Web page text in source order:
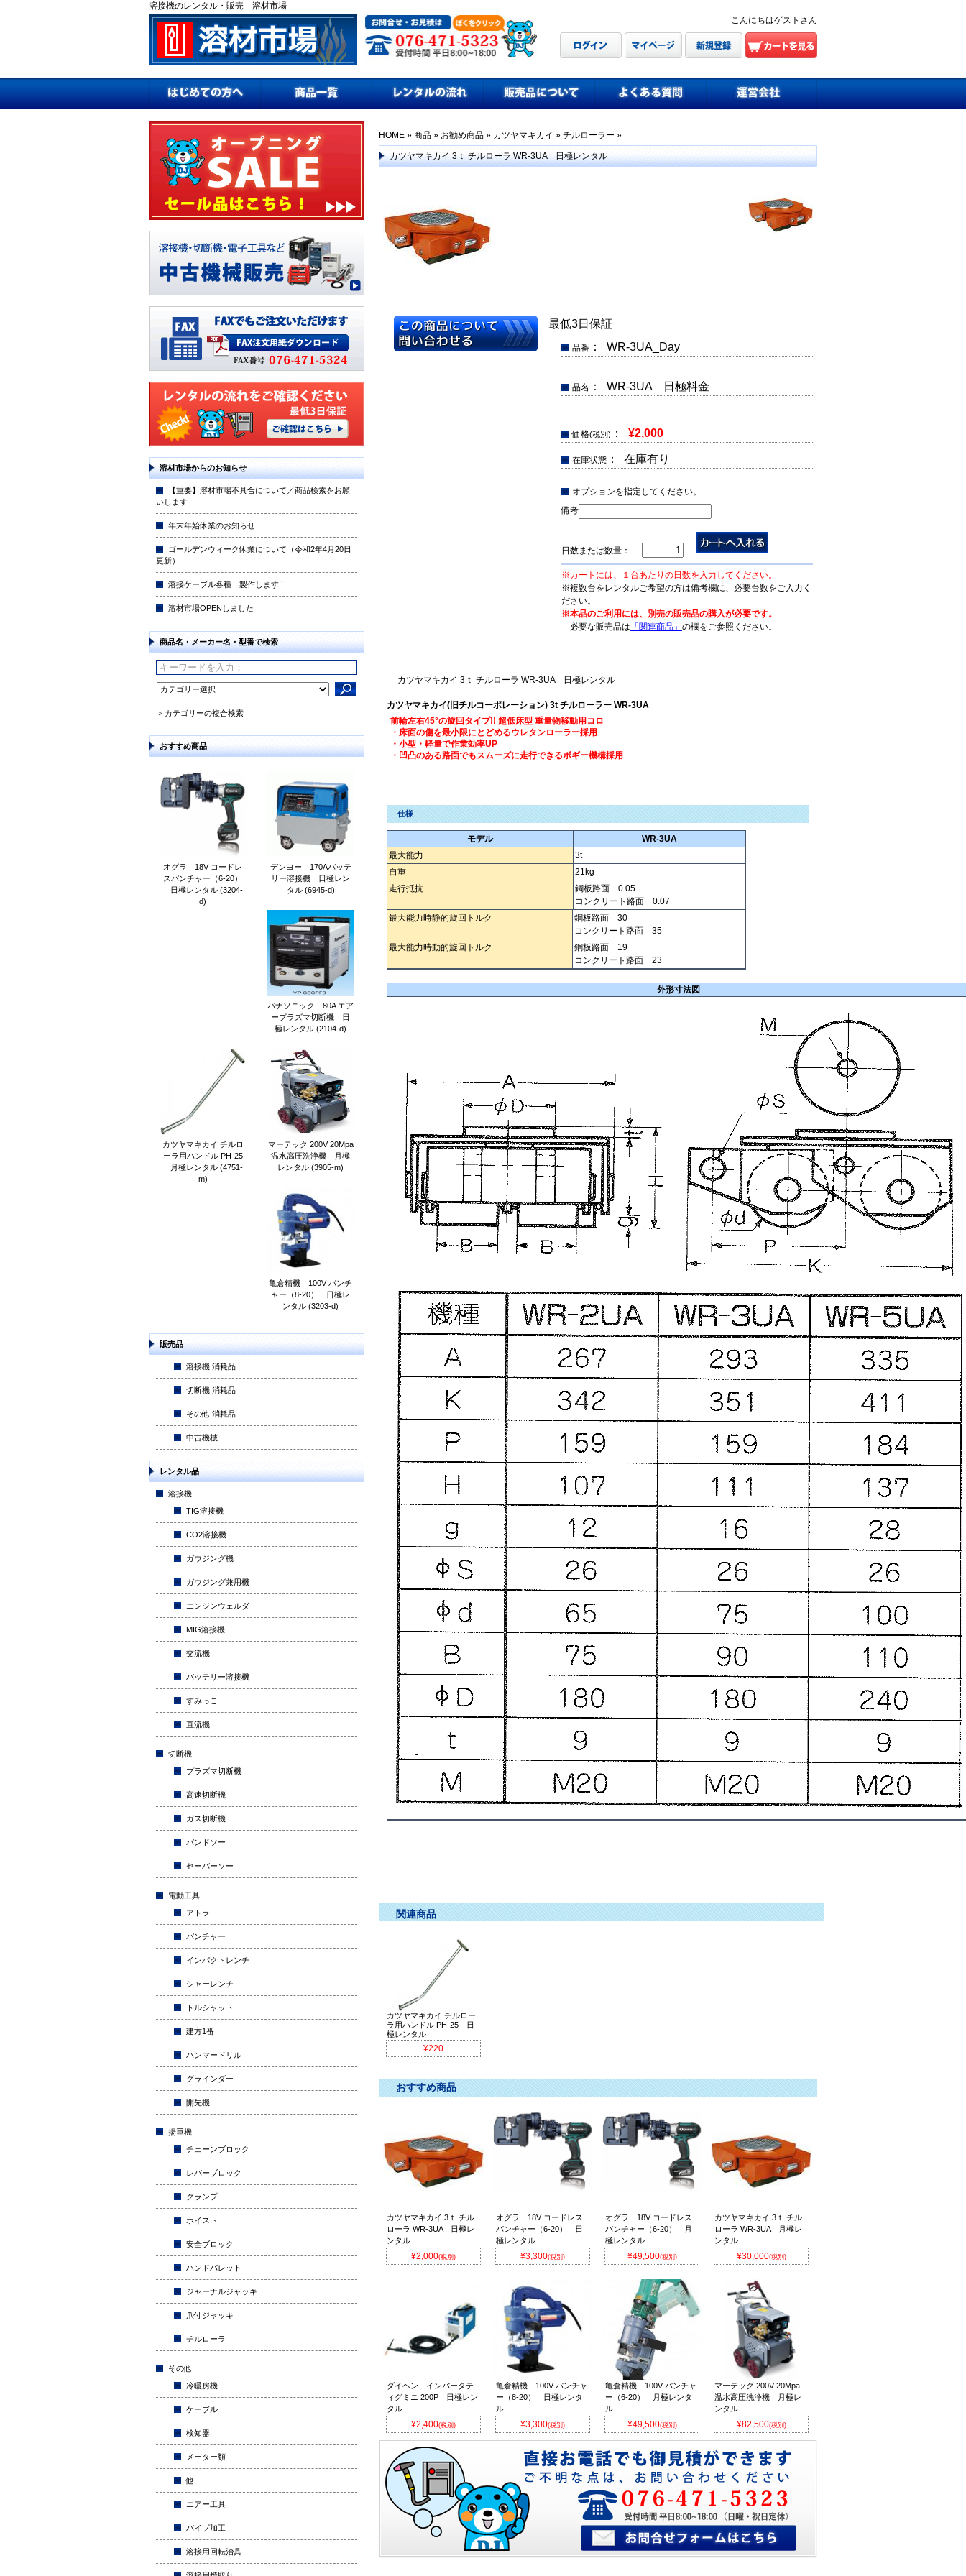
溶接機のレンタル・販売 溶材市場
こんにちはゲストさん
溶材市場からのお知らせ
【重要】溶材市場不具合について／商品検索をお願
いします
年末年始休業のお知らせ
ゴールデンウィーク休業について（令和2年4月20日
更新）
溶接ケーブル各種 製作します!!
溶材市場OPENしました
商品名・メーカー名・型番で検索
＞カテゴリーの複合検索
おすすめ商品
オグラ 18V コードレ
スパンチャー（6-20）
日極レンタル (3204-
d)
デンヨー 170Aバッテ
リー溶接機 日極レン
タル (6945-d)
パナソニック 80A エア
ープラズマ切断機 日
極レンタル (2104-d)
カツヤマキカイ チルロ
ーラ用ハンドル PH-25
月極レンタル (4751-
m)
マーテック 200V 20Mpa
温水高圧洗浄機 月極
レンタル (3905-m)
亀倉精機 100V パンチ
ャー（8-20） 日極レ
ンタル (3203-d)
販売品
溶接機 消耗品
切断機 消耗品
その他 消耗品
中古機械
レンタル品
溶接機
TIG溶接機
CO2溶接機
ガウジング機
ガウジング兼用機
エンジンウェルダ
MIG溶接機
交流機
バッテリー溶接機
すみっこ
直流機
切断機
プラズマ切断機
高速切断機
ガス切断機
バンドソー
セーバーソー
電動工具
アトラ
パンチャー
インパクトレンチ
シャーレンチ
トルシャット
建方1番
ハンマードリル
グラインダー
開先機
揚重機
チェーンブロック
レバーブロック
クランプ
ホイスト
安全ブロック
ハンドパレット
ジャーナルジャッキ
爪付ジャッキ
チルローラ
その他
冷暖房機
ケーブル
検知器
メーター類
他
エアー工具
パイプ加工
溶接用回転治具
HOME » 商品 » お勧め商品 » カツヤマキカイ » チルローラー »
カツヤマキカイ 3ｔ チルローラ WR-3UA 日極レンタル
最低3日保証
品番： WR-3UA_Day
品名 ： WR-3UA 日極料金
価格(税別) ： ¥2,000
在庫状態： 在庫有り
オプションを指定してください。
備考
日数または数量：
※カートには、１台あたりの日数を入力してください。
※複数台をレンタルご希望の方は備考欄に、必要台数をご入力く
ださい。
※本品のご利用には、別売の販売品の購入が必要です。
必要な販売品は 「関連商品」 の欄をご参照ください。
カツヤマキカイ 3ｔ チルローラ WR-3UA 日極レンタル
カツヤマキカイ(旧チルコーポレーション) 3t チルローラー WR-3UA
前輪左右45°の旋回タイプ!! 超低床型 重量物移動用コロ
・床面の傷を最小限にとどめるウレタンローラー採用
・小型・軽量で作業効率UP
・凹凸のある路面でもスムーズに走行できるボギー機構採用
仕様
モデル
WR-3UA
最大能力
3t
自重
21kg
走行抵抗
鋼板路面 0.05
コンクリート路面 0.07
最大能力時静的旋回トルク
鋼板路面 30
コンクリート路面 35
最大能力時動的旋回トルク
鋼板路面 19
コンクリート路面 23
外形寸法図
関連商品
カツヤマキカイ チルロー
ラ用ハンドル PH-25 日
極レンタル
¥220
おすすめ商品
カツヤマキカイ 3ｔ チル
ローラ WR-3UA 日極レ
ンタル
¥2,000(税別)
オグラ 18V コードレス
パンチャー（6-20） 日
極レンタル
¥3,300(税別)
オグラ 18V コードレス
パンチャー（6-20） 月
極レンタル
¥49,500(税別)
カツヤマキカイ 3ｔ チル
ローラ WR-3UA 月極レ
ンタル
¥30,000(税別)
ダイヘン インバータテ
ィグミニ 200P 日極レン
タル
¥2,400(税別)
亀倉精機 100V パンチャ
ー（8-20） 日極レンタ
ル
¥3,300(税別)
亀倉精機 100V パンチャ
ー（6-20） 月極レンタ
ル
¥49,500(税別)
マーテック 200V 20Mpa
温水高圧洗浄機 月極レ
ンタル
¥82,500(税別)